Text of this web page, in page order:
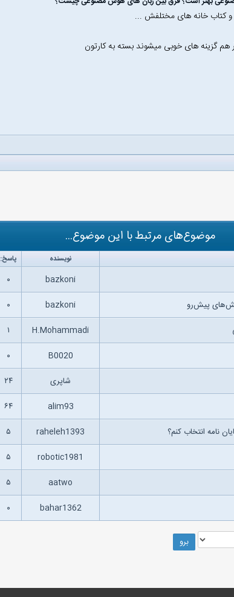
و کتاب خانه های مختلفش ...
هم گزینه های خوبی میشوند بسته به کارتون
موضوع‌های مرتبط با این موضوع...
نویسنده پاسخ:
bazkoni ۰
پیش‌رو bazkoni ۰
H.Mohammadi ۱
B0020 ۰
شاپری ۲۴
alim93 ۶۴
نامه انتخاب کنم؟ raheleh1393 ۵
robotic1981 ۵
aatwo ۵
bahar1362 ۰